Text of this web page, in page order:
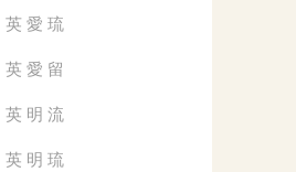
英 愛 琉
英 愛 留
英 明 流
英 明 琉